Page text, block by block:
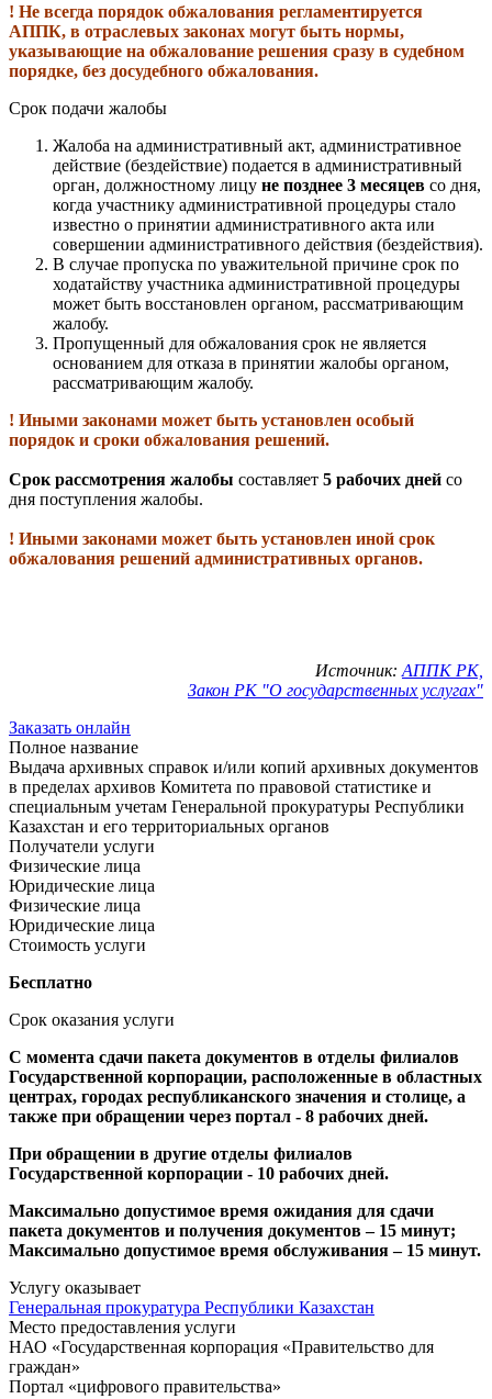
! Не всегда порядок обжалования регламентируется
АППК, в отраслевых законах могут быть нормы,
указывающие на обжалование решения сразу в судебном
порядке, без досудебного обжалования.
Срок подачи жалобы
Жалоба на административный акт, административное
действие (бездействие) подается в административный
орган, должностному лицу не позднее 3 месяцев со дня,
когда участнику административной процедуры стало
известно о принятии административного акта или
совершении административного действия (бездействия).
В случае пропуска по уважительной причине срок по
ходатайству участника административной процедуры
может быть восстановлен органом, рассматривающим
жалобу.
Пропущенный для обжалования срок не является
основанием для отказа в принятии жалобы органом,
рассматривающим жалобу.
! Иными законами может быть установлен особый
порядок и сроки обжалования решений.
Срок рассмотрения жалобы составляет 5 рабочих дней со
дня поступления жалобы.
! Иными законами может быть установлен иной срок
обжалования решений административных органов.
Источник: АППК РК,
Закон РК "О государственных услугах"
Заказать онлайн
Полное название
Выдача архивных справок и/или копий архивных документов
в пределах архивов Комитета по правовой статистике и
специальным учетам Генеральной прокуратуры Республики
Казахстан и его территориальных органов
Получатели услуги
Физические лица
Юридические лица
Физические лица
Юридические лица
Стоимость услуги
Бесплатно
Срок оказания услуги
С момента сдачи пакета документов в отделы филиалов
Государственной корпорации, расположенные в областных
центрах, городах республиканского значения и столице, а
также при обращении через портал - 8 рабочих дней.
При обращении в другие отделы филиалов
Государственной корпорации - 10 рабочих дней.
Максимально допустимое время ожидания для сдачи
пакета документов и получения документов – 15 минут;
Максимально допустимое время обслуживания – 15 минут.
Услугу оказывает
Генеральная прокуратура Республики Казахстан
Место предоставления услуги
НАО «Государственная корпорация «Правительство для
граждан»
Портал «цифрового правительства»